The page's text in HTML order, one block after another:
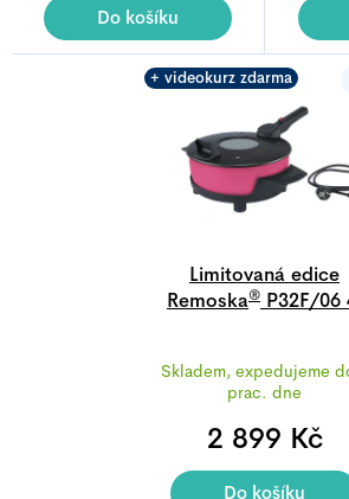
z
5
hvězdiček.
Do košíku
+ videokurz zdarma
Limitovaná edice
Remoska® P32F/06
produktu
je
z
Skladem, expedujeme
prac. dne
2 899 Kč
Do košíku